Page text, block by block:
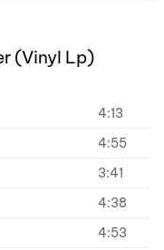
(Vinyl Lp)
4:13
4:55
3:41
4:38
4:53